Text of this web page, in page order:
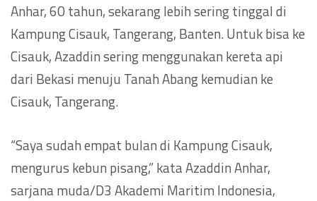
Anhar, 60 tahun, sekarang lebih sering tinggal di
Kampung Cisauk, Tangerang, Banten. Untuk bisa ke
Cisauk, Azaddin sering menggunakan kereta api
dari Bekasi menuju Tanah Abang kemudian ke
Cisauk, Tangerang.
“Saya sudah empat bulan di Kampung Cisauk,
mengurus kebun pisang,” kata Azaddin Anhar,
sarjana muda/D3 Akademi Maritim Indonesia,